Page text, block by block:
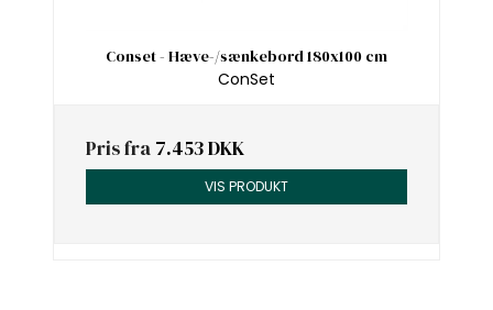
Conset - Hæve-/sænkebord 180x100 cm
ConSet
Pris fra 7.453 DKK
VIS PRODUKT